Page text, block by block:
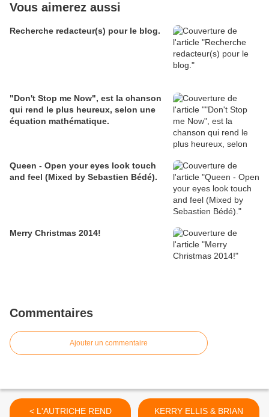
Vous aimerez aussi
Recherche redacteur(s) pour le blog.
"Don't Stop me Now", est la chanson
qui rend le plus heureux, selon une
équation mathématique.
Queen - Open your eyes look touch
and feel (Mixed by Sebastien Bédé).
Merry Christmas 2014!
Commentaires
Ajouter un commentaire
< L'AUTRICHE REND
KERRY ELLIS & BRIAN